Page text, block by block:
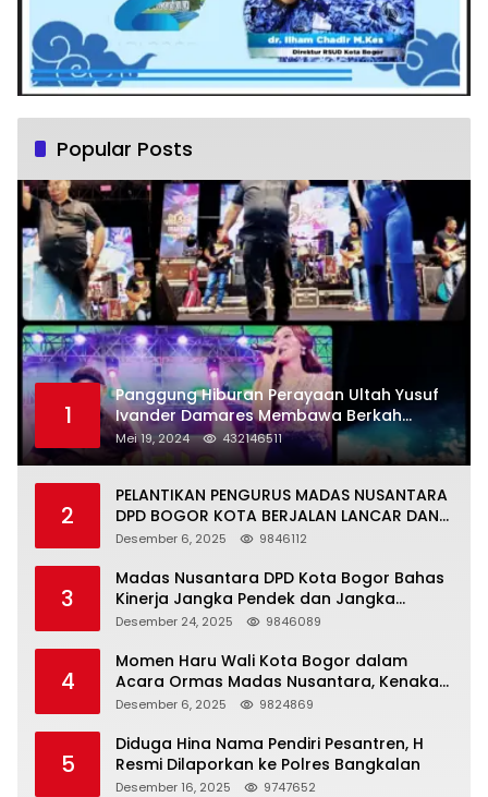
Popular Posts
1
Panggung Hiburan Perayaan Ultah Yusuf
Ivander Damares Membawa Berkah
Warga Kejapanan
Mei 19, 2024 432146511
2
PELANTIKAN PENGURUS MADAS NUSANTARA
DPD BOGOR KOTA BERJALAN LANCAR DAN
KHIDMAT
Desember 6, 2025 9846112
3
Madas Nusantara DPD Kota Bogor Bahas
Kinerja Jangka Pendek dan Jangka
Panjang
Desember 24, 2025 9846089
4
Momen Haru Wali Kota Bogor dalam
Acara Ormas Madas Nusantara, Kenakan
Peci Hitam Tinggi sebagai Simbol
Desember 6, 2025 9824869
5
Diduga Hina Nama Pendiri Pesantren, H
Resmi Dilaporkan ke Polres Bangkalan
Desember 16, 2025 9747652